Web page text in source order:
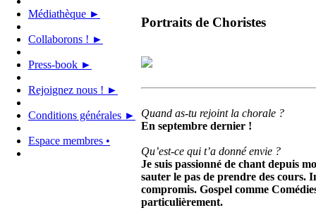
Médiathèque ►
Collaborons ! ►
Press-book ►
Rejoignez nous ! ►
Conditions générales ►
Espace membres •
Portraits de Choristes
Quand as-tu rejoint la chorale ?
En septembre dernier !
Qu’est-ce qui t’a donné envie ?
Je suis passionné de chant depuis
sauter le pas de prendre des
compromis. Gospel comme
particulièrement.